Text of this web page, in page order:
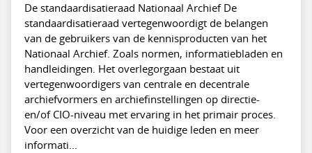
De standaardisatieraad Nationaal Archief De
standaardisatieraad vertegenwoordigt de belangen
van de gebruikers van de kennisproducten van het
Nationaal Archief. Zoals normen, informatiebladen en
handleidingen. Het overlegorgaan bestaat uit
vertegenwoordigers van centrale en decentrale
archiefvormers en archiefinstellingen op directie-
en/of CIO-niveau met ervaring in het primair proces.
Voor een overzicht van de huidige leden en meer
informati...